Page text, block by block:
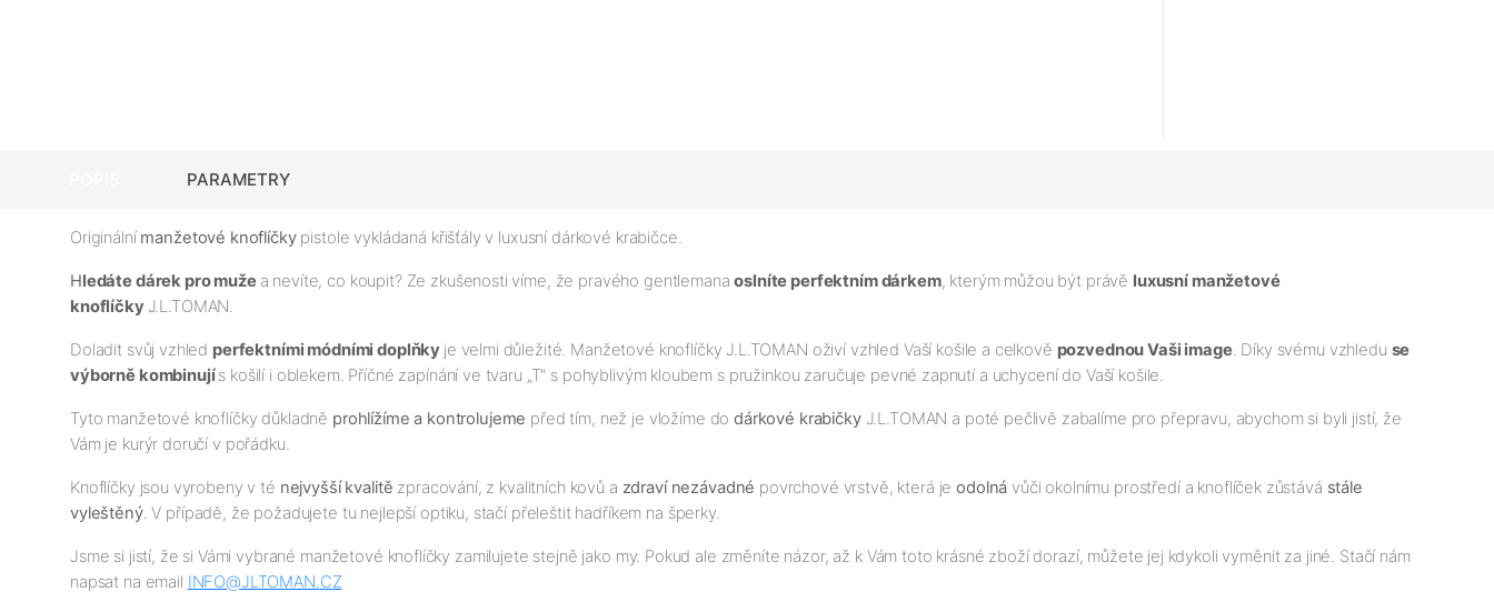
PARAMETRY
Originálnímanžetové knoflíčkypistole vykládaná křišťály v luxusní dárkové krabičce.
Hledáte dárek pro muže a nevíte, co koupit? Ze zkušenosti víme, že pravého gentlemanaoslníte perfektním dárkem, kterým můžou být právě luxusní manžetové
knoflíčky J.L.TOMAN.
Doladit svůj vzhled perfektními módními doplňky je velmi důležité. Manžetové knoflíčky J.L.TOMAN oživí vzhled Vaší košile a celkově pozvednou Vaši image. Díky svému vzhledu se
výborně kombinujís košilí i oblekem. Příčné zapínání ve tvaru „T" s pohyblivým kloubem s pružinkou zaručuje pevné zapnutí a uchycení do Vaší košile.
Tyto manžetové knoflíčky důkladně prohlížíme a kontrolujeme před tím, než je vložíme dodárkové krabičkyJ.L.TOMAN a poté pečlivě zabalíme pro přepravu, abychom si byli jistí, že
Vám je kurýr doručí v pořádku.
Knoflíčky jsou vyrobeny v té nejvyššíkvalitě zpracování, z kvalitních kovů a zdraví nezávadné povrchové vrstvě, která jeodolná vůči okolnímu prostředí a knoflíček zůstává stále
vyleštěný. V případě, že požadujete tu nejlepší optiku, stačí přeleštit hadříkem na šperky.
Jsme si jistí, že si Vámi vybrané manžetové knoflíčky zamilujete stejně jako my. Pokud ale změníte názor, až k Vám toto krásné zboží dorazí, můžete jej kdykoli vyměnit za jiné. Stačí nám
napsat na email INFO@JLTOMAN.CZ